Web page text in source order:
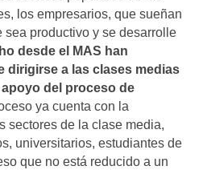
los empresarios, que sueñan
sea productivo y se desarrolle
desde el MAS han
dirigirse a las clases medias
del proceso de
ya cuenta con la
sectores de la clase media,
universitarios, estudiantes de
que no está reducido a un